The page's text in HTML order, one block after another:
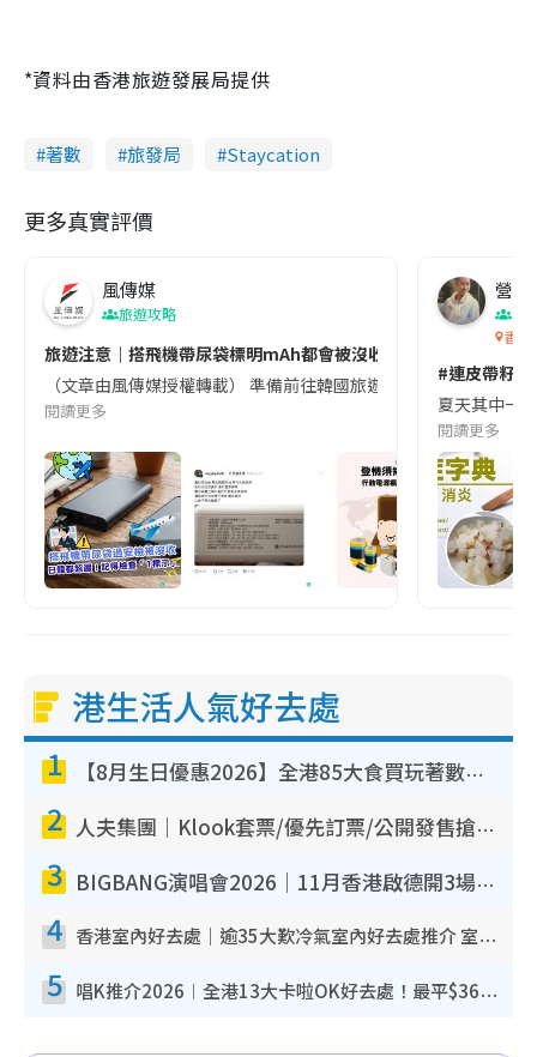
*資料由香港旅遊發展局提供
著數 旅發局 Staycation
更多真實評價
風傳媒
旅遊攻略
旅遊注意｜搭飛機帶尿袋標明mAh都會被沒收😱出發前切記檢查
（文章由風傳媒授權轉載） 準備前往韓國旅遊的民眾，近期要
閱讀更多
營養
香港
#連皮帶籽
夏天其中一
閱讀更多
港生活人氣好去處
1 【8月生日優惠2026】全港85大食買玩著數攻略 自助餐/火鍋放題同行免費＋誠品/DONKI送現金券
2 人夫集團｜Klook套票/優先訂票/公開發售搶飛攻略！附票價.購票連結.場地座位表
3 BIGBANG演唱會2026｜11月香港啟德開3場！實名制VIP申請、優先購票攻略
4 香港室內好去處｜逾35大歎冷氣室內好去處推介 室內活動免費避雨無懼落雨
5 唱K推介2026︱全港13大卡啦OK好去處！最平$36起 日文K都有！(附地址+收費詳情)